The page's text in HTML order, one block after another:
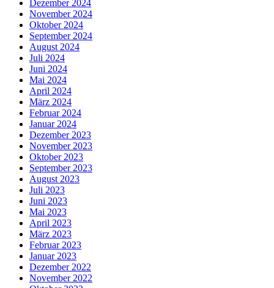
Dezember 2024
November 2024
Oktober 2024
September 2024
August 2024
Juli 2024
Juni 2024
Mai 2024
April 2024
März 2024
Februar 2024
Januar 2024
Dezember 2023
November 2023
Oktober 2023
September 2023
August 2023
Juli 2023
Juni 2023
Mai 2023
April 2023
März 2023
Februar 2023
Januar 2023
Dezember 2022
November 2022